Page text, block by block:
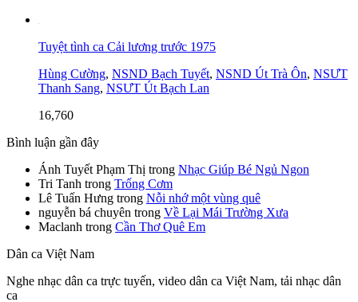
Tuyệt tình ca Cải lương trước 1975
Hùng Cường, NSND Bạch Tuyết, NSND Út Trà Ôn, NSƯT
Thanh Sang, NSƯT Út Bạch Lan
16,760
Bình luận gần đây
Ánh Tuyết Phạm Thị trong Nhạc Giúp Bé Ngủ Ngon
Tri Tanh trong Trống Cơm
Lê Tuấn Hưng trong Nỗi nhớ một vùng quê
nguyễn bá chuyên trong Về Lại Mái Trường Xưa
Maclanh trong Cần Thơ Quê Em
Dân ca Việt Nam
Nghe nhạc dân ca trực tuyến, video dân ca Việt Nam, tải nhạc dân
ca